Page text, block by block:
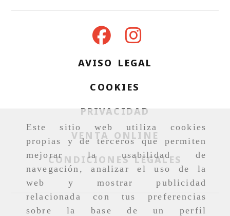
Este sitio web utiliza cookies
propias y de terceros que permiten
mejorar la usabilidad de
navegación, analizar el uso de la
web y mostrar publicidad
relacionada con tus preferencias
sobre la base de un perfil
AVISO LEGAL
COOKIES
PRIVACIDAD
VENTA ONLINE
CONDICIONES LEGALES